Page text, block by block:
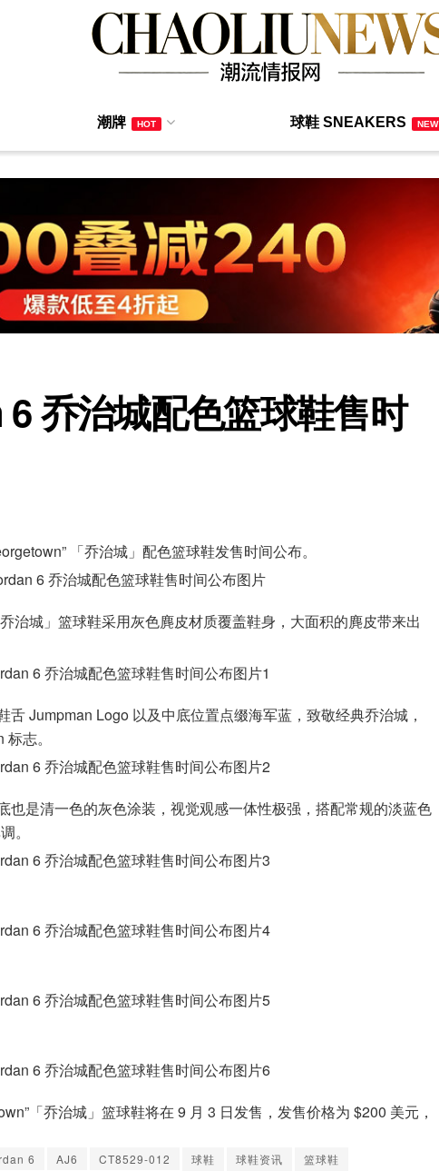
潮牌 HOT 球鞋 SNEAKERS NEW
乔治城配色篮球鞋售时
「乔治城」配色篮球鞋发售时间公布。
治城」篮球鞋采用灰色麂皮材质覆盖鞋身，大面积的麂皮带来出
舌 Jumpman Logo 以及中底位置点缀海军蓝，致敬经典乔治城，
志。
也是清一色的灰色涂装，视觉观感一体性极强，搭配常规的淡蓝色
。
「乔治城」篮球鞋将在 9 月 3 日发售，发售价格为 $200 美元，
6 AJ6 CT8529-012 球鞋 球鞋资讯 篮球鞋